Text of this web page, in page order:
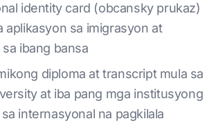
identity card (obcansky prukaz)
aplikasyon sa imigrasyon at
ibang bansa
diploma at transcript mula sa
at iba pang mga institusyong
internasyonal na pagkilala